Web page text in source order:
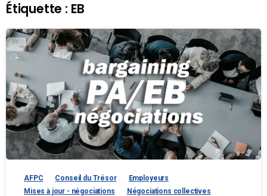
Étiquette : EB
AFPC Conseil du Trésor
Employeurs
Mises à jour - négociations
Négociations collectives